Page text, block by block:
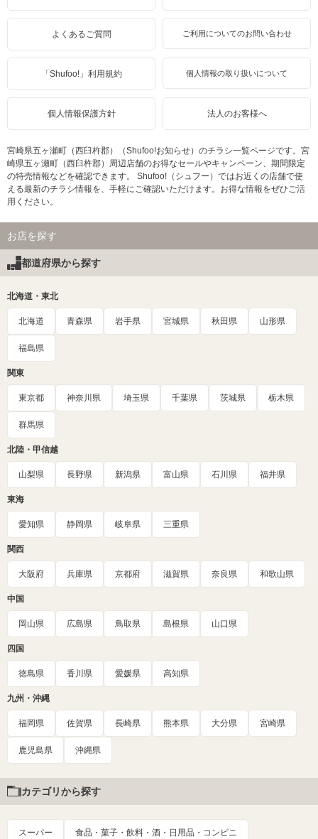
よくあるご質問 ご利用についてのお問い合わせ
「Shufoo!」利用規約 個人情報の取り扱いについて
個人情報保護方針 法人のお客様へ
宮崎県五ヶ瀬町（西臼杵郡）（Shufoo!お知らせ）のチラシ一覧ページです。宮
崎県五ヶ瀬町（西臼杵郡）周辺店舗のお得なセールやキャンペーン、期間限定
の特売情報などを確認できます。 Shufoo!（シュフー）ではお近くの店舗で使
える最新のチラシ情報を、手軽にご確認いただけます。お得な情報をぜひご活
用ください。
お店を探す
都道府県から探す
北海道・東北
北海道 青森県 岩手県 宮城県 秋田県 山形県
福島県
関東
東京都 神奈川県 埼玉県 千葉県 茨城県 栃木県
群馬県
北陸・甲信越
山梨県 長野県 新潟県 富山県 石川県 福井県
東海
愛知県 静岡県 岐阜県 三重県
関西
大阪府 兵庫県 京都府 滋賀県 奈良県 和歌山県
中国
岡山県 広島県 鳥取県 島根県 山口県
四国
徳島県 香川県 愛媛県 高知県
九州・沖縄
福岡県 佐賀県 長崎県 熊本県 大分県 宮崎県
鹿児島県 沖縄県
カテゴリから探す
スーパー 食品・菓子・飲料・酒・日用品・コンビニ